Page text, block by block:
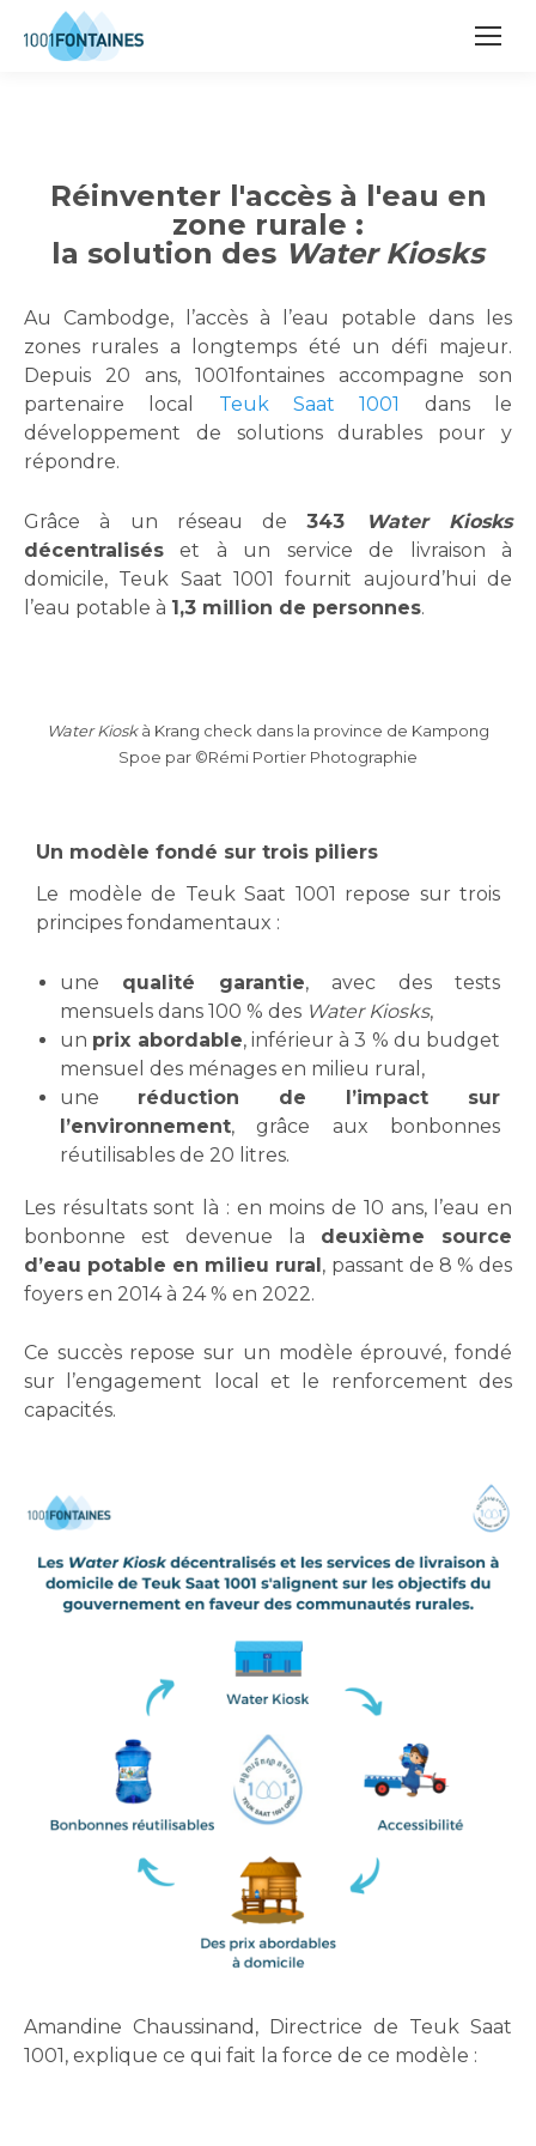
Réinventer l'accès à l'eau en
zone rurale :
la solution des Water Kiosks
Au Cambodge, l’accès à l’eau potable dans les
zones rurales a longtemps été un défi majeur.
Depuis 20 ans, 1001fontaines accompagne son
partenaire local Teuk Saat 1001
dans le
développement de solutions durables pour y
répondre.
Grâce à un réseau de343
Water Kiosks
décentralisés et à un service de livraison à
domicile, Teuk Saat 1001 fournit aujourd’hui de
l’eau potable à 1,3 million de personnes.
Water Kioskà Krang check dans la province de Kampong
Spoe par ©Rémi Portier Photographie
Un modèle fondé sur trois piliers
Le modèle de Teuk Saat 1001 repose sur trois
principes fondamentaux :
une qualité garantie, avec des tests
mensuels dans 100 % des Water Kiosks,
un prix abordable, inférieur à 3 % du budget
mensuel des ménages en milieu rural,
une réduction de l’impact sur
l’environnement, grâce aux bonbonnes
réutilisables de 20 litres.
Les résultats sont là : en moins de 10 ans, l’eau en
bonbonne est devenue la deuxième source
d’eau potable en milieu rural, passant de 8 % des
foyers en 2014 à 24 % en 2022.
Ce succès repose sur un modèle éprouvé, fondé
sur l’engagement local et le renforcement des
capacités.
Amandine Chaussinand, Directrice de Teuk Saat
1001, explique ce qui fait la force de ce modèle :